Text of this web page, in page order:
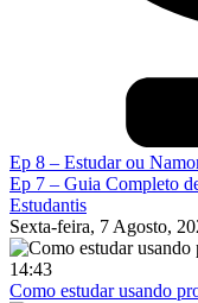
Ep 8 – Estudar ou
Ep 7 – Guia Completo
Estudantis
Sexta-feira, 7 Agosto,
14:43
Como estudar usando